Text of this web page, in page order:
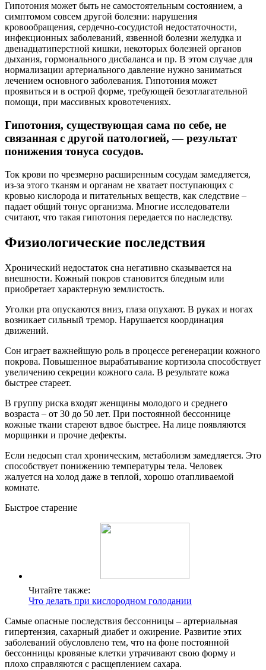
Гипотония может быть не самостоятельным состоянием, а
симптомом совсем другой болезни: нарушения
кровообращения, сердечно-сосудистой недостаточности,
инфекционных заболеваний, язвенной болезни желудка и
двенадцатиперстной кишки, некоторых болезней органов
дыхания, гормонального дисбаланса и пр. В этом случае для
нормализации артериального давление нужно заниматься
лечением основного заболевания. Гипотония может
проявиться и в острой форме, требующей безотлагательной
помощи, при массивных кровотечениях.
Гипотония, существующая сама по себе, не
связанная с другой патологией, — результат
понижения тонуса сосудов.
Ток крови по чрезмерно расширенным сосудам замедляется,
из-за этого тканям и органам не хватает поступающих с
кровью кислорода и питательных веществ, как следствие –
падает общий тонус организма. Многие исследователи
считают, что такая гипотония передается по наследству.
Физиологические последствия
Хронический недостаток сна негативно сказывается на
внешности. Кожный покров становится бледным или
приобретает характерную землистость.
Уголки рта опускаются вниз, глаза опухают. В руках и ногах
возникает сильный тремор. Нарушается координация
движений.
Сон играет важнейшую роль в процессе регенерации кожного
покрова. Повышенное вырабатывание кортизола способствует
увеличению секреции кожного сала. В результате кожа
быстрее стареет.
В группу риска входят женщины молодого и среднего
возраста – от 30 до 50 лет. При постоянной бессоннице
кожные ткани стареют вдвое быстрее. На лице появляются
морщинки и прочие дефекты.
Если недосып стал хроническим, метаболизм замедляется. Это
способствует понижению температуры тела. Человек
жалуется на холод даже в теплой, хорошо отапливаемой
комнате.
Быстрое старение
Читайте также:
Что делать при кислородном голодании
Самые опасные последствия бессонницы – артериальная
гипертензия, сахарный диабет и ожирение. Развитие этих
заболеваний обусловлено тем, что на фоне постоянной
бессонницы кровяные клетки утрачивают свою форму и
плохо справляются с расщеплением сахара.